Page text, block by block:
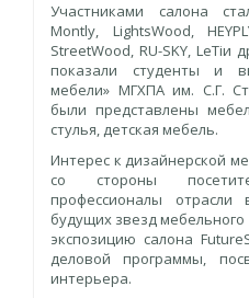
Участниками салона
Montly, LightsWood,
StreetWood, RU-SKY, LeTiи
показали студенты и
мебели» МГХПА им. С.Г.
были представлены
стулья, детская мебель.
Интерес к дизайнерской
со стороны
профессионалы отрасли
будущих звезд
экспозицию салона
деловой программы,
интерьера.